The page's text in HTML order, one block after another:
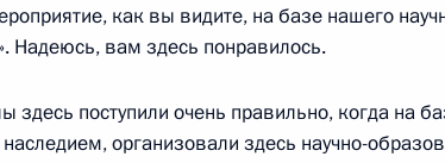
года, четверг
как вы видите, на базе нашего
Надеюсь, вам здесь понравилось.
здесь поступили очень правильно, когда на
организовали здесь научно-